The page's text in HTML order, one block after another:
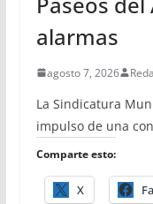
alarmas
agosto 7, 2026
La Sindicatura
impulso de una
Comparte esto:
X